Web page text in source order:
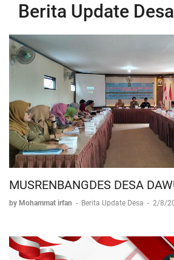
Berita Update Desa
MUSRENBANGDES DESA
by Mohammat irfan - Berita Update Desa - 2/8/